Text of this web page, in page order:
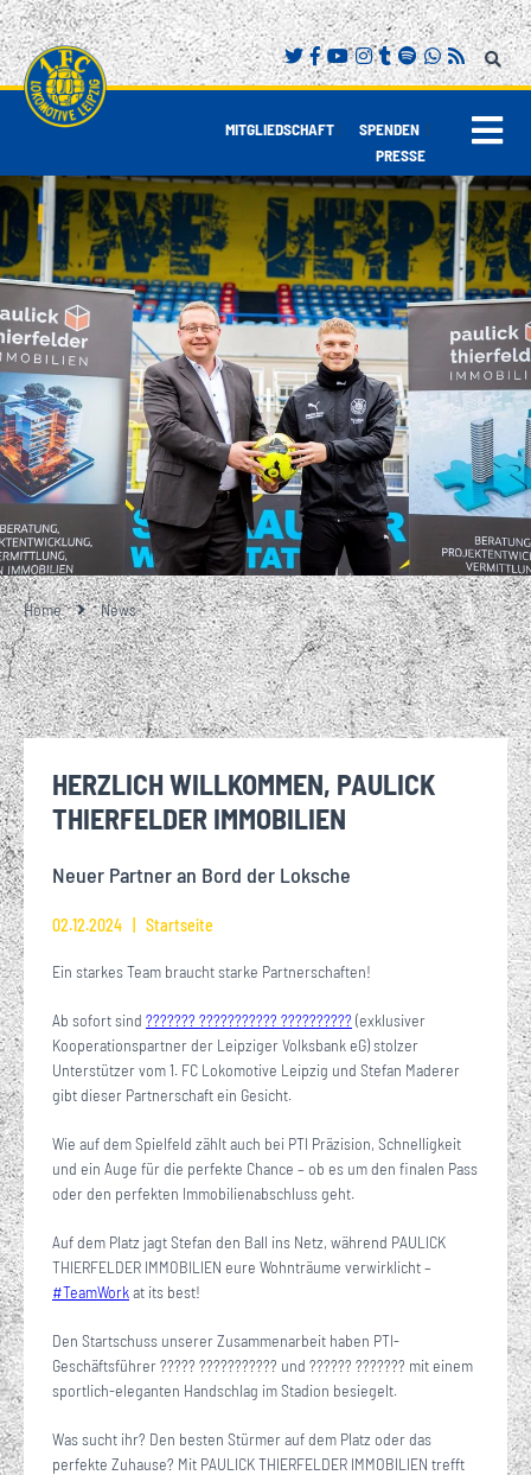
MITGLIEDSCHAFT| SPENDEN |
PRESSE
Home News
HERZLICH WILLKOMMEN, PAULICK
THIERFELDER IMMOBILIEN
Neuer Partner an Bord der Loksche
02.12.2024 Startseite
Ein starkes Team braucht starke Partnerschaften!
Ab sofort sind ??????? ??????????? ?????????? (exklusiver
Kooperationspartner der Leipziger Volksbank eG) stolzer
Unterstützer vom 1. FC Lokomotive Leipzig und Stefan Maderer
gibt dieser Partnerschaft ein Gesicht.
Wie auf dem Spielfeld zählt auch bei PTI Präzision, Schnelligkeit
und ein Auge für die perfekte Chance – ob es um den finalen Pass
oder den perfekten Immobilienabschluss geht.
Auf dem Platz jagt Stefan den Ball ins Netz, während PAULICK
THIERFELDER IMMOBILIEN eure Wohnträume verwirklicht –
#TeamWorkat its best!
Den Startschuss unserer Zusammenarbeit haben PTI-
Geschäftsführer ????? ??????????? und ?????? ??????? mit einem
sportlich-eleganten Handschlag im Stadion besiegelt.
Was sucht ihr? Den besten Stürmer auf dem Platz oder das
perfekte Zuhause? Mit PAULICK THIERFELDER IMMOBILIEN trefft